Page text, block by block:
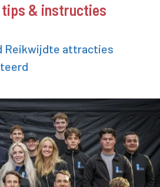
& instructies
Reikwijdte attracties